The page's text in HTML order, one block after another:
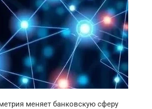
меняет банковскую сферу